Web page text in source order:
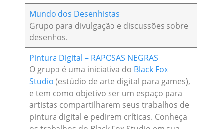
Mundo dos Desenhistas
Grupo para divulgação e discussões sobre
desenhos.
Pintura Digital – RAPOSAS NEGRAS
O grupo é uma iniciativa do Black Fox
Studio (estúdio de arte digital para games),
e tem como objetivo ser um espaço para
artistas compartilharem seus trabalhos de
pintura digital e pedirem críticas. Conheça